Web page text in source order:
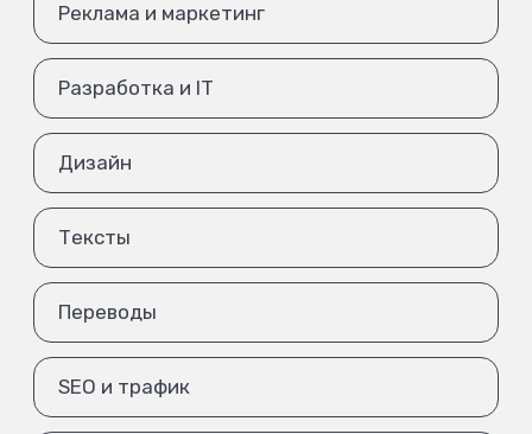
Реклама и маркетинг
Разработка и IT
Дизайн
Тексты
Переводы
SEO и трафик